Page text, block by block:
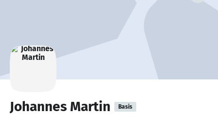
Johannes Martin Basis